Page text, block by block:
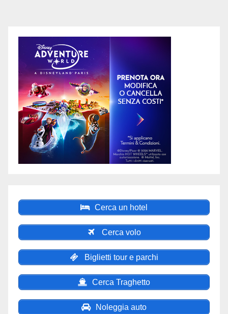
Cerca un hotel
Cerca volo
Biglietti tour e parchi
Cerca Traghetto
Noleggia auto